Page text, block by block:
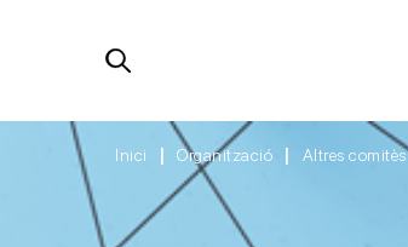
Inici Organització Altres comitès